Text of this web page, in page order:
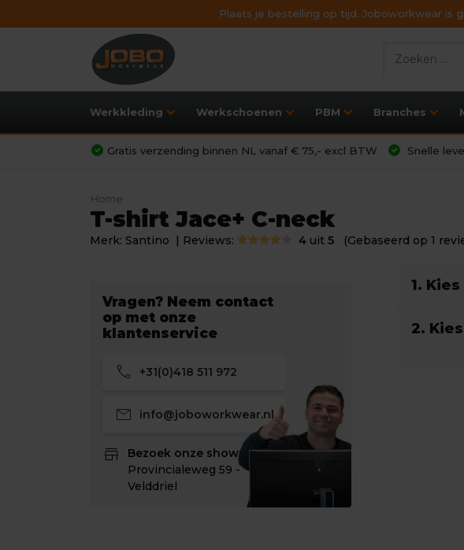
Plaats je bestelling op tijd. Joboworkwear is
Werkkleding Werkschoenen PBM Branches
Gratis verzending binnen NL vanaf € 75,- excl BTW Snelle
Home
T-shirt Jace+ C-neck
Merk: Santino | Reviews: 4 uit 5 (Gebaseerd op 1
Vragen? Neem contact
op met onze
klantenservice
call +31(0)418 511 972
mail info@joboworkwear.nl
store
Bezoek onze showroom:
Provincialeweg 59 -
Velddriel
1.
2.